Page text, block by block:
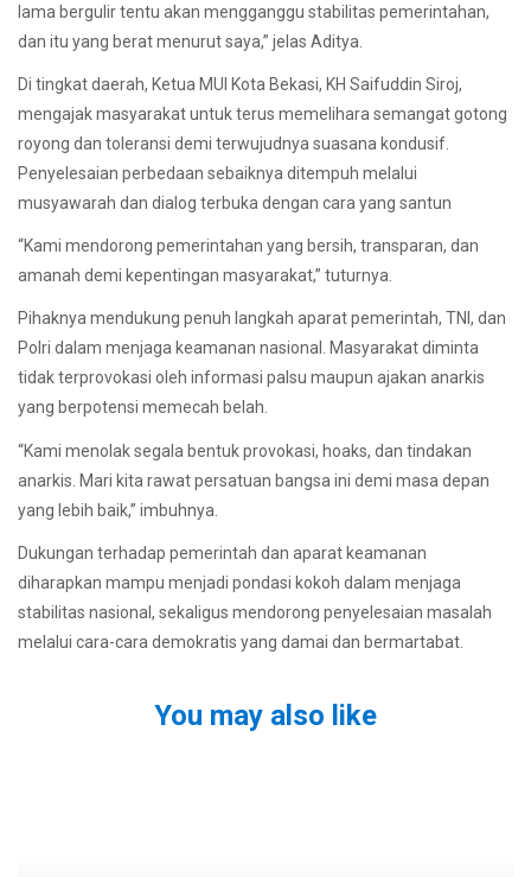
lama bergulir tentu akan mengganggu stabilitas pemerintahan,
dan itu yang berat menurut saya,” jelas Aditya.
Di tingkat daerah, Ketua MUI Kota Bekasi, KH Saifuddin Siroj,
mengajak masyarakat untuk terus memelihara semangat gotong
royong dan toleransi demi terwujudnya suasana kondusif.
Penyelesaian perbedaan sebaiknya ditempuh melalui
musyawarah dan dialog terbuka dengan cara yang santun
“Kami mendorong pemerintahan yang bersih, transparan, dan
amanah demi kepentingan masyarakat,” tuturnya.
Pihaknya mendukung penuh langkah aparat pemerintah, TNI, dan
Polri dalam menjaga keamanan nasional. Masyarakat diminta
tidak terprovokasi oleh informasi palsu maupun ajakan anarkis
yang berpotensi memecah belah.
“Kami menolak segala bentuk provokasi, hoaks, dan tindakan
anarkis. Mari kita rawat persatuan bangsa ini demi masa depan
yang lebih baik,” imbuhnya.
Dukungan terhadap pemerintah dan aparat keamanan
diharapkan mampu menjadi pondasi kokoh dalam menjaga
stabilitas nasional, sekaligus mendorong penyelesaian masalah
melalui cara-cara demokratis yang damai dan bermartabat.
You may also like